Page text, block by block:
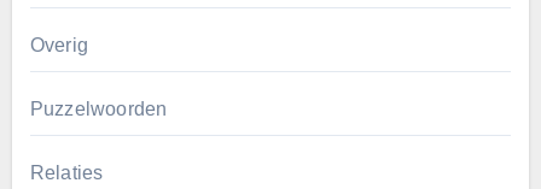
Overig
Puzzelwoorden
Relaties